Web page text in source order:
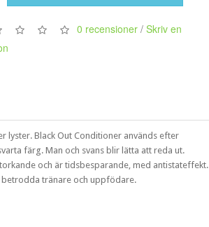
0 recensioner / Skriv en
lyster. Black Out Conditioner används efter
färg. Man och svans blir lätta att reda ut.
och är tidsbesparande, med antistateffekt.
betrodda tränare och uppfödare.